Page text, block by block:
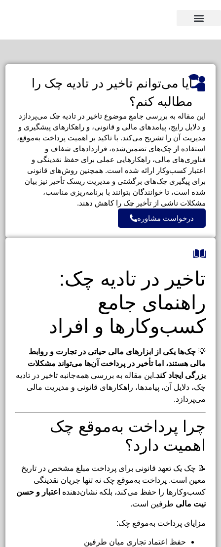
آیا می‌توانم تاخیر در تادیه چک را
مطالبه کنم؟
این مقاله به بررسی جامع موضوع تاخیر در تادیه چک می‌پردازد
و دلایل رایج، پیامدهای مالی و قانونی، و راهکارهای پیشگیری و
مدیریت آن را تشریح می‌کند. با تاکید بر اهمیت پرداخت به‌موقع،
استفاده از چک‌های تضمین‌شده، قراردادهای شفاف و
فناوری‌های مالی، راهکارهایی عملی برای حفظ نقدینگی و
اعتبار کسب‌وکار ارائه شده است. همچنین روش‌های قانونی
برای پیگیری چک‌های برگشتی و مدیریت ریسک تأخیر نیز بیان
شده است، تا خوانندگان بتوانند با برنامه‌ریزی مناسب،
مشکلات ناشی از تأخیر چک را کاهش دهند.
درخواست مشاوره
تاخیر در تادیه چک:
راهنمای جامع
کسب‌وکارها و افراد
💡چک‌ها یکی از ابزارهای مالی حیاتی در تجارت و روابط
مالی هستند، اما تأخیر در پرداخت آن‌ها می‌تواند مشکلات
بزرگی ایجاد کند. این مقاله به بررسی همه‌جانبه تاخیر در تادیه
چک، دلایل آن، پیامدها، راهکارهای قانونی و مدیریت مالی
می‌پردازد.
چرا پرداخت به‌موقع چک
اهمیت دارد؟
📝 چک یک تعهد قانونی برای پرداخت مبلغ مشخص در تاریخ
معین است. پرداخت به‌موقع چک نه تنها جریان نقدینگی
کسب‌وکارها را حفظ می‌کند، بلکه نشان‌دهنده اعتبار و حسن
نیت مالی طرفین است.
مزایای پرداخت به‌موقع چک:
حفظ اعتماد تجاری میان طرفین